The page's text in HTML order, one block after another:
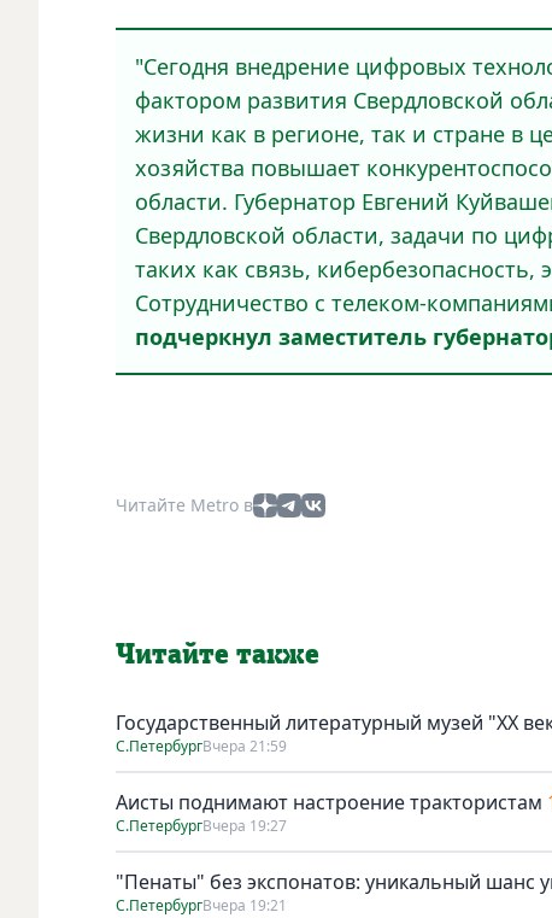
"Сегодня внедрение цифровых
фактором развития Свердловской
жизни как в регионе, так и стране в
хозяйства повышает
области. Губернатор Евгений
Свердловской области, задачи по
таких как связь,
Сотрудничество с телеком-
подчеркнул заместитель
Читайте Metro в
Читайте также
Государственный литературный музей "ХХ
С.ПетербургВчера 21:59
Аисты поднимают настроение трактористам
С.ПетербургВчера 19:27
"Пенаты" без экспонатов: уникальный шанс
С.ПетербургВчера 19:21